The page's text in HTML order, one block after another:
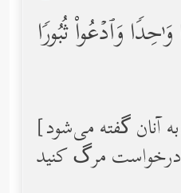
وَ ٰ⁠حِدࣰا وَٱدۡعُواْ ثُبُورࣰا
[به آنان گفته می‌شود:] «امروز نه یک بار،